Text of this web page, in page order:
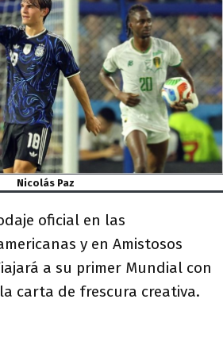
Nicolás Paz
oficial en las
y en Amistosos
a su primer Mundial con
carta de frescura creativa.